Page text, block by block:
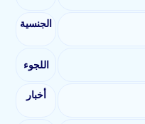
الجنسية
اللجوء
أخبار